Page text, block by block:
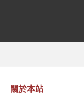
關於本站